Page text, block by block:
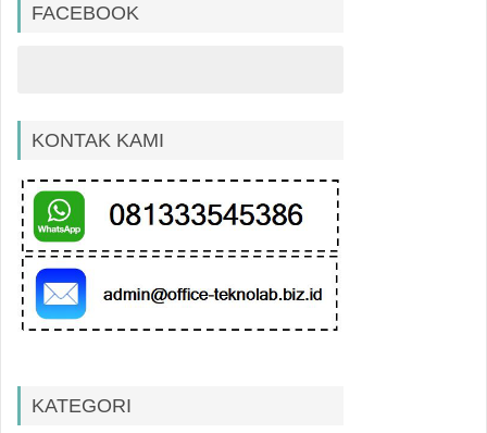
FACEBOOK
KONTAK KAMI
KATEGORI